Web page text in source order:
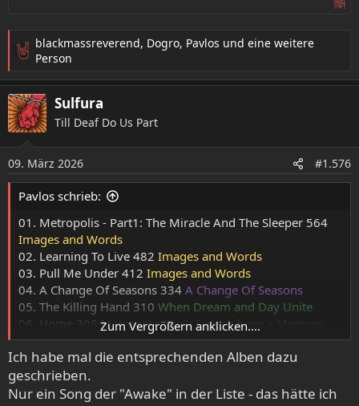
R
a
k
t
i
o
n
e
n
blackmassreverend, Dogro, Pavlos und eine weitere
Person
Sulfura
Till Deaf Do Us Part
09. März 2026 #1.576
Pavlos schrieb:
01. Metropolis - Part1: The Miracle And The Sleeper 564
Images and Words
02. Learning To Live 482 Images and Words
03. Pull Me Under 412 Images and Words
04. A Change Of Seasons 334 A Change Of Seasons
05. The Killing Hand 310 When Dream and Day Unite
06. Home 308Metropolis Pt. 2: Scenes from a Memory
07. Finally Free 249Metropolis Pt. 2: Scenes from a
Memory
08. Take The Time 220
09. Only A Matter Of Time 211When Dream and Day
Zum Vergrößern anklicken....
Ich habe mal die entsprechenden Alben dazu
geschrieben.
Nur ein Song der "Awake" in der Liste - das hätte ich